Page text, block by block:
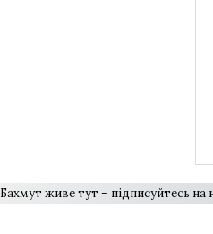
Бахмут живе тут – підписуйтесь на